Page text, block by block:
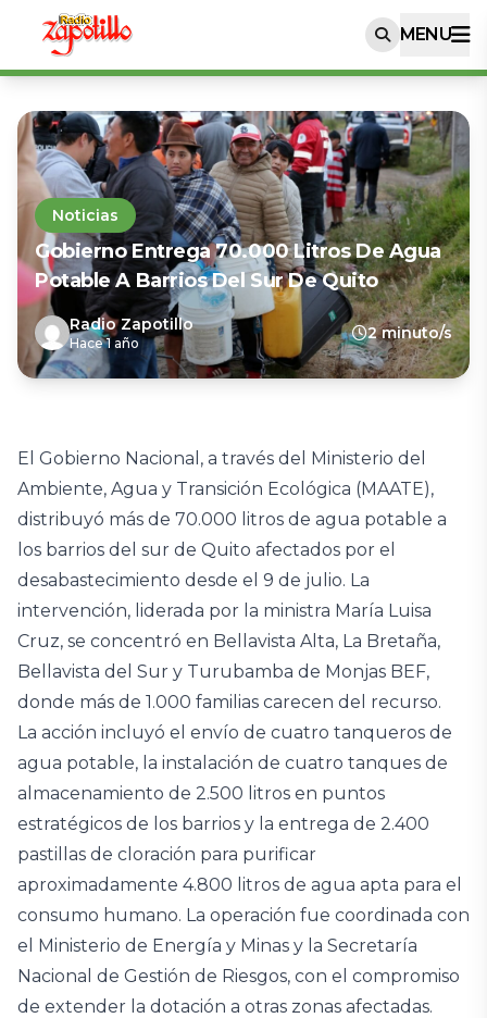
MENU
Noticias
Gobierno Entrega 70.000 Litros De Agua
Potable A Barrios Del Sur De Quito
Radio Zapotillo
Hace 1 año
2 minuto/s
El Gobierno Nacional, a través del Ministerio del
Ambiente, Agua y Transición Ecológica (MAATE),
distribuyó más de 70.000 litros de agua potable a
los barrios del sur de Quito afectados por el
desabastecimiento desde el 9 de julio. La
intervención, liderada por la ministra María Luisa
Cruz, se concentró en Bellavista Alta, La Bretaña,
Bellavista del Sur y Turubamba de Monjas BEF,
donde más de 1.000 familias carecen del recurso.
La acción incluyó el envío de cuatro tanqueros de
agua potable, la instalación de cuatro tanques de
almacenamiento de 2.500 litros en puntos
estratégicos de los barrios y la entrega de 2.400
pastillas de cloración para purificar
aproximadamente 4.800 litros de agua apta para el
consumo humano. La operación fue coordinada con
el Ministerio de Energía y Minas y la Secretaría
Nacional de Gestión de Riesgos, con el compromiso
de extender la dotación a otras zonas afectadas.